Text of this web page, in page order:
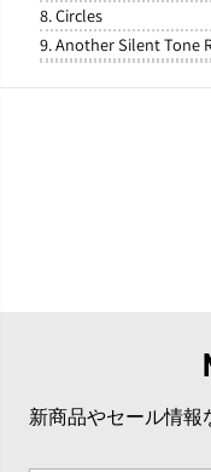
8. Circles
9. Another Silent Tone
新商品やセール情報